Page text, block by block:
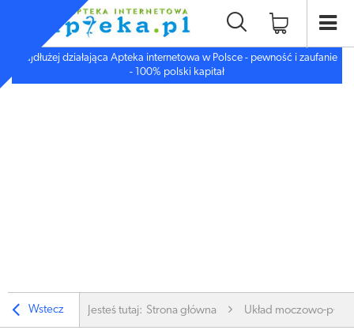
Najdłużej działająca Apteka internetowa w Polsce - pewność i zaufanie
- 100% polski kapitał
Wstecz Jesteś tutaj: Strona główna Układ moczowo-płc.